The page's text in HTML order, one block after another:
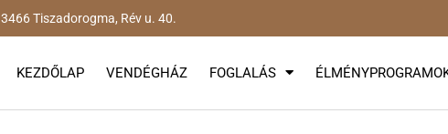
3466 Tiszadorogma, Rév u. 40.
KEZDŐLAP VENDÉGHÁZ FOGLALÁS